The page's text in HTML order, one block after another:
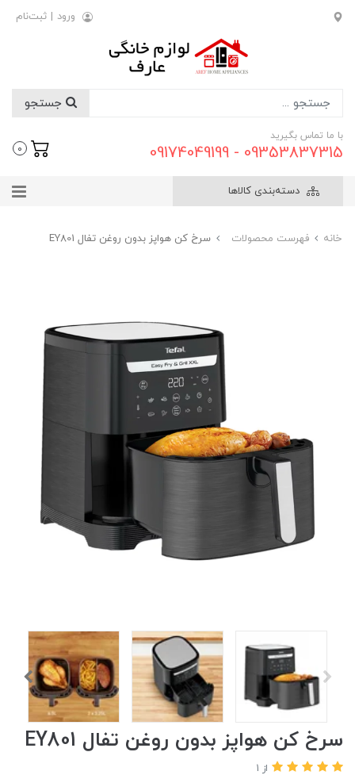
ورود | ثبت‌نام
با ما تماس بگیرید
09353837315 - 09174049199
0
دسته‌بندی کالاها
خانه فهرست محصولات سرخ کن هواپز بدون روغن تفال EY801
سرخ کن هواپز بدون روغن تفال EY801
از 1